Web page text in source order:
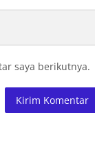
saya berikutnya.